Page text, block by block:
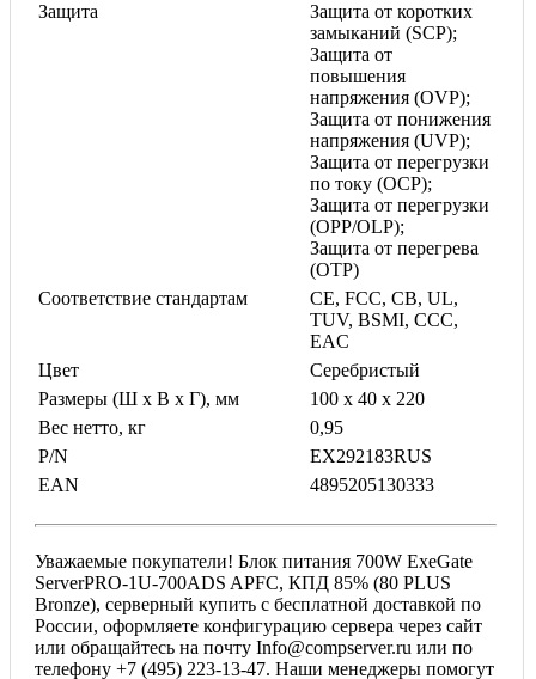
Защита
Защита от коротких
замыканий (SCP);
Защита от
повышения
напряжения (OVP);
Защита от понижения
напряжения (UVP);
Защита от перегрузки
по току (OCP);
Защита от перегрузки
(OPP/OLP);
Защита от перегрева
(OTP)
Соответствие стандартам
CE, FCC, CB, UL,
TUV, BSMI, CCC,
EAC
Цвет
Серебристый
Размеры (Ш x В x Г), мм
100 x 40 x 220
Вес нетто, кг
0,95
P/N
EX292183RUS
EAN
4895205130333
Уважаемые покупатели! Блок питания 700W ExeGate
ServerPRO-1U-700ADS APFC, КПД 85% (80 PLUS
Bronze), серверный купить с бесплатной доставкой по
России, оформляете конфигурацию сервера через сайт
или обращайтесь на почту Info@compserver.ru или по
телефону +7 (495) 223-13-47. Наши менеджеры помогут